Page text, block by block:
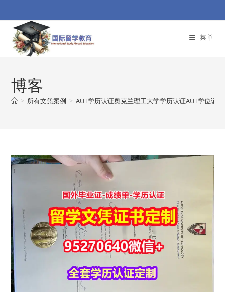
to
content
菜单
博客
> 所有文凭案例 > AUT学历认证奥克兰理工大学学历认证AUT学位证